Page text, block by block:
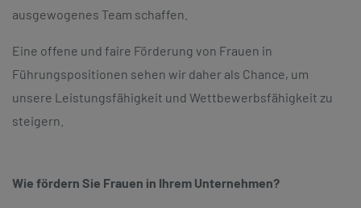
ausgewogenes Team schaffen.
Eine offene und faire Förderung von Frauen in
Führungspositionen sehen wir daher als Chance, um
unsere Leistungsfähigkeit und Wettbewerbsfähigkeit zu
steigern.
Wie fördern Sie Frauen in Ihrem Unternehmen?